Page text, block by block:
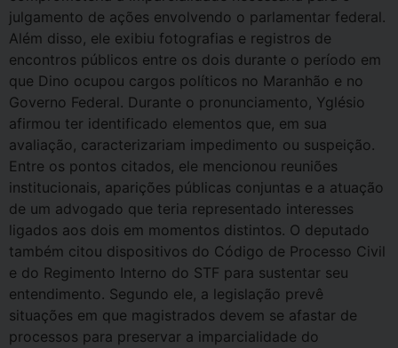
julgamento de ações envolvendo o parlamentar federal.
Além disso, ele exibiu fotografias e registros de
encontros públicos entre os dois durante o período em
que Dino ocupou cargos políticos no Maranhão e no
Governo Federal. Durante o pronunciamento, Yglésio
afirmou ter identificado elementos que, em sua
avaliação, caracterizariam impedimento ou suspeição.
Entre os pontos citados, ele mencionou reuniões
institucionais, aparições públicas conjuntas e a atuação
de um advogado que teria representado interesses
ligados aos dois em momentos distintos. O deputado
também citou dispositivos do Código de Processo Civil
e do Regimento Interno do STF para sustentar seu
entendimento. Segundo ele, a legislação prevê
situações em que magistrados devem se afastar de
processos para preservar a imparcialidade do